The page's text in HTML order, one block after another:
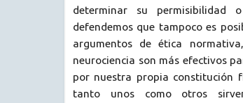
determinar su permisibilidad
defendemos que tampoco es
argumentos de ética
neurociencia son más efectivos
por nuestra propia constitución
tanto unos como otros